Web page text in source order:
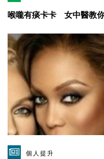
喉嚨有痰卡卡 女中醫教
個人提升